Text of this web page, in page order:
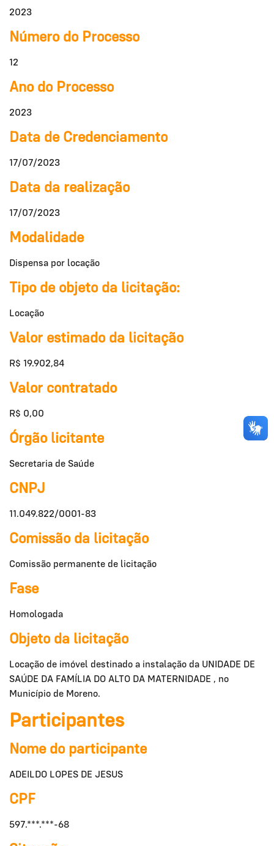
2023
Número do Processo
12
Ano do Processo
2023
Data de Credenciamento
17/07/2023
Data da realização
17/07/2023
Modalidade
Dispensa por locação
Tipo de objeto da licitação:
Locação
Valor estimado da licitação
R$ 19.902,84
Valor contratado
R$ 0,00
Órgão licitante
Secretaria de Saúde
CNPJ
11.049.822/0001-83
Comissão da licitação
Comissão permanente de licitação
Fase
Homologada
Objeto da licitação
Locação de imóvel destinado a instalação da UNIDADE DE
SAÚDE DA FAMÍLIA DO ALTO DA MATERNIDADE , no
Município de Moreno.
Participantes
Nome do participante
ADEILDO LOPES DE JESUS
CPF
597.***.***-68